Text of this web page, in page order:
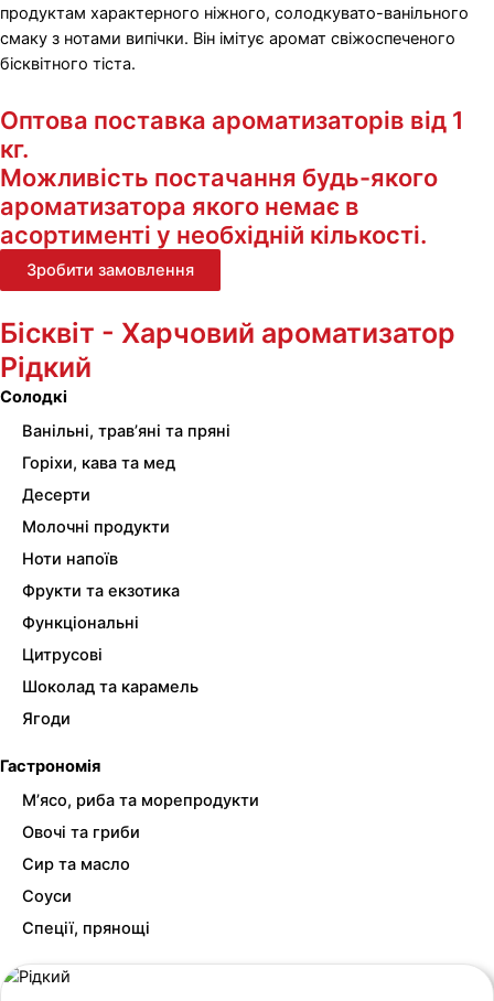
продуктам характерного ніжного, солодкувато-ванільного
смаку з нотами випічки. Він імітує аромат свіжоспеченого
бісквітного тіста.
Оптова поставка ароматизаторів від 1
кг.
Можливість постачання будь-якого
ароматизатора якого немає в
асортименті у необхідній кількості.
Зробити замовлення
Бісквіт - Харчовий ароматизатор
Рідкий
Солодкі
Ванільні, трав’яні та пряні
Горіхи, кава та мед
Десерти
Молочні продукти
Ноти напоїв
Фрукти та екзотика
Функціональні
Цитрусові
Шоколад та карамель
Ягоди
Гастрономія
М’ясо, риба та морепродукти
Овочі та гриби
Сир та масло
Соуси
Спеції, прянощі